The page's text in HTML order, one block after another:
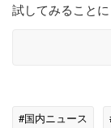
試してみること
#国内ニュース